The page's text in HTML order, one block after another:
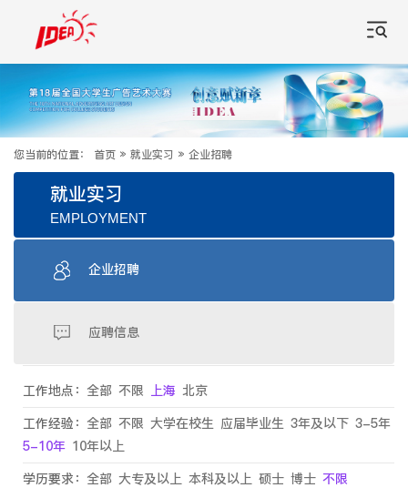
您当前的位置： 首页 » 就业实习 » 企业招聘
就业实习
EMPLOYMENT
企业招聘
应聘信息
工作地点： 全部 不限 上海 北京
工作经验： 全部 不限 大学在校生 应届毕业生 3年及以下 3-5年
5-10年 10年以上
学历要求： 全部 大专及以上 本科及以上 硕士 博士 不限